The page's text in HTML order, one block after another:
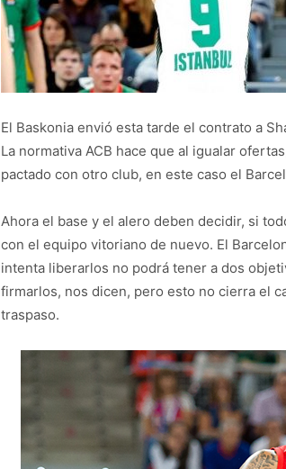
El Baskonia envió esta tarde el contrato a
La normativa ACB hace que al igualar
pactado con otro club, en este caso el
Ahora el base y el alero deben decidir, si
con el equipo vitoriano de nuevo. El
intenta liberarlos no podrá tener a dos
firmarlos, nos dicen, pero esto no cierra el
traspaso.